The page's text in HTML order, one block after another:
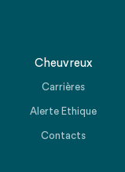
Cheuvreux
Carrières
Alerte Ethique
Contacts